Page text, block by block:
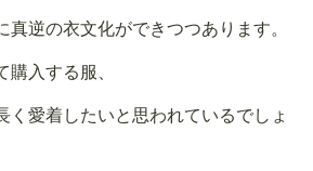
真逆の衣文化ができつつあります。
入する服、
く愛着したいと思われているでしょ